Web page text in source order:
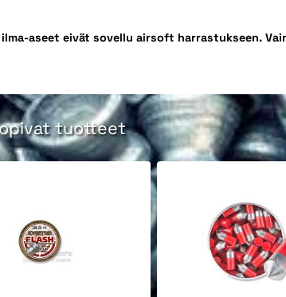
ilma-aseet eivät sovellu airsoft harrastukseen.
tuotteet